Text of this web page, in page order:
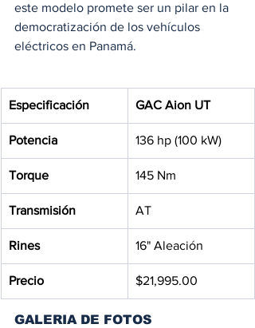
este modelo promete ser un pilar en la
democratización de los vehículos
eléctricos en Panamá.
Especificación GAC Aion UT
Potencia 136 hp (100 kW)
Torque 145 Nm
Transmisión AT
Rines 16" Aleación
Precio $21,995.00
GALERIA DE FOTOS